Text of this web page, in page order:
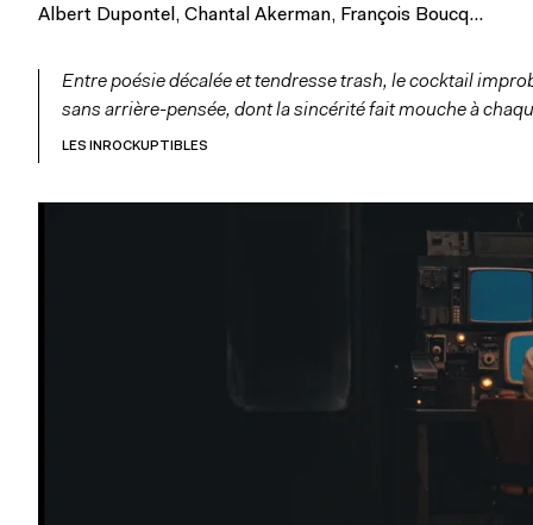
Albert Dupontel, Chantal Akerman, François Boucq…
Entre poésie décalée et tendresse trash, le cocktail
sans arrière-pensée, dont la sincérité fait mouche à
LES INROCKUPTIBLES